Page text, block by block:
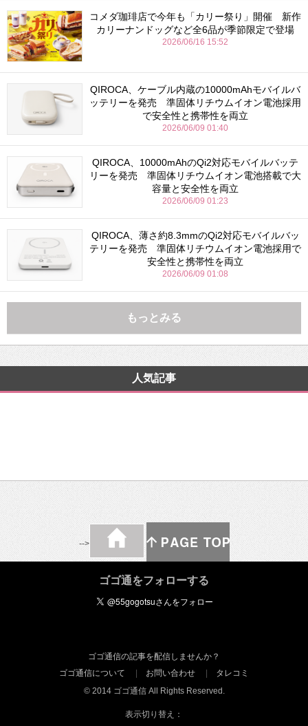
コメダ珈琲店で今年も「カリー祭り」開催 新作
カリーナンドッグなど全6品が季節限定で登場
2026/06/16 15:52
QIROCA、ケーブル内蔵の10000mAhモバイルバ
ッテリーを発売 準固体リチウムイオン電池採用
で安全性と携帯性を両立
2026/06/09 01:40
QIROCA、10000mAhのQi2対応モバイルバッテ
リーを発売 準固体リチウムイオン電池搭載で大
容量と安全性を両立
2026/06/09 01:23
QIROCA、薄さ約8.3mmのQi2対応モバイルバッ
テリーを発売 準固体リチウムイオン電池採用で
安全性と携帯性を両立
2026/06/09 01:08
もっとみる
人気記事
-->
ゴゴ通をフォローする
ゴゴ通信の記事を配信しませんか？
ゴゴ通信について
お問い合わせ
タレコミ
© 2014 ゴゴ通信 All Rights Reserved.
表示切り替え：